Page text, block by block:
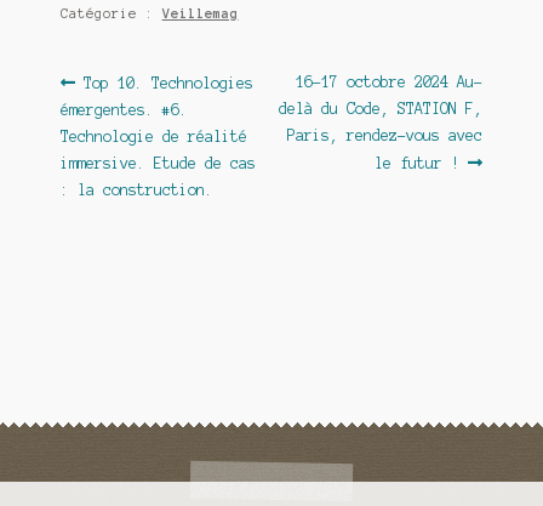
Catégorie :Veillemag
Navigation
de
l’article
Article
précédent :
Top 10. Technologies
émergentes. #6.
Technologie de réalité
immersive. Etude de cas
: la construction.
Article
suivant :
16-17 octobre 2024 Au-
delà du Code, STATION F,
Paris, rendez-vous avec
le futur !